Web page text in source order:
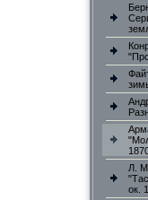
Л.
ок.